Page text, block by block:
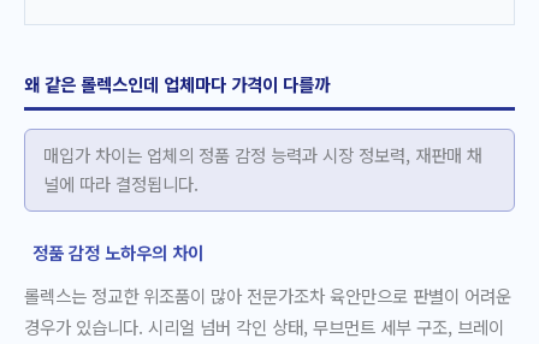
왜 같은 롤렉스인데 업체마다 가격이 다를까
매입가 차이는 업체의 정품 감정 능력과 시장 정보력, 재판매 채
널에 따라 결정됩니다.
정품 감정 노하우의 차이
롤렉스는 정교한 위조품이 많아 전문가조차 육안만으로 판별이 어려운
경우가 있습니다. 시리얼 넘버 각인 상태, 무브먼트 세부 구조, 브레이